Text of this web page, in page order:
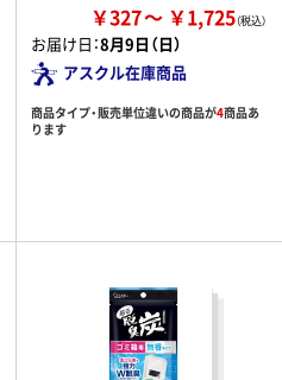
￥327 ￥1,725
お届け日：8月9日（日）
アスクル在庫商品
商品タイプ・販売単位違いの商品が4商品あ
ります